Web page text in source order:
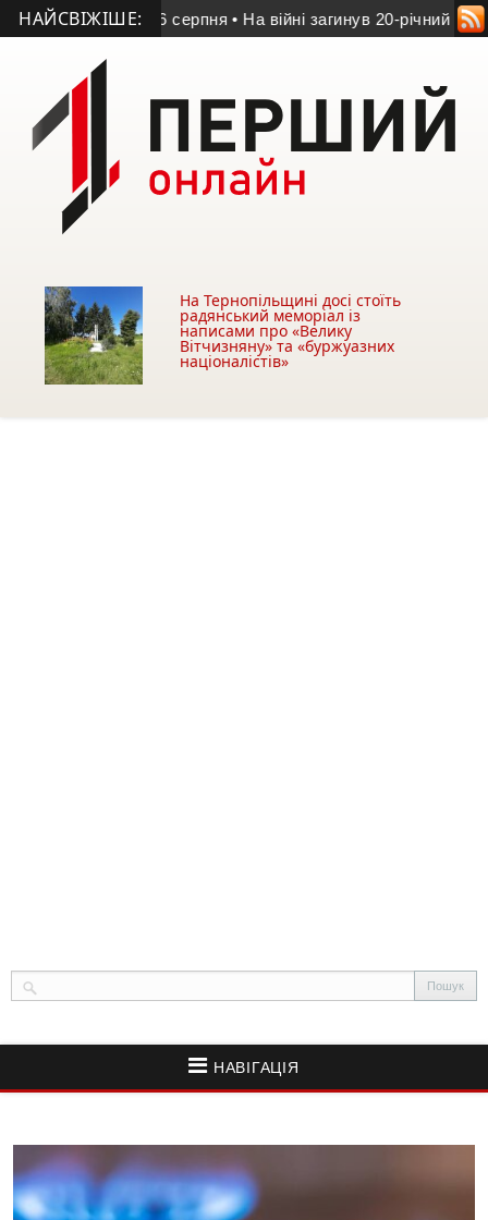
НАЙСВІЖІШЕ:
заходів 14-16 серпня • На війні загинув 20-річний
На Тернопільщині досі стоїть
радянський меморіал із
написами про «Велику
Вітчизняну» та «буржуазних
націоналістів»
НАВІГАЦІЯ